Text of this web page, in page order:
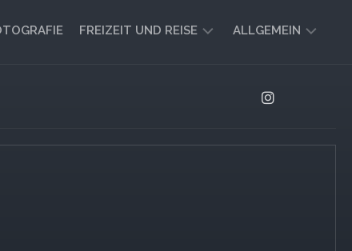
FREIZEIT UND REISE
REISEBERICHTE
ALLGEMEIN